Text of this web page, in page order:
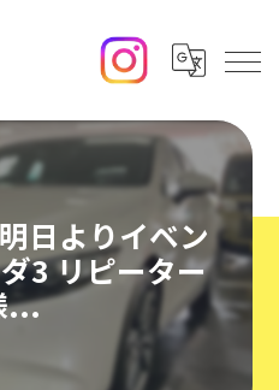
日よりイベン
3 リピーター
...